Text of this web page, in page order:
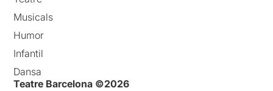
Musicals
Humor
Infantil
Dansa
Teatre Barcelona ©2026